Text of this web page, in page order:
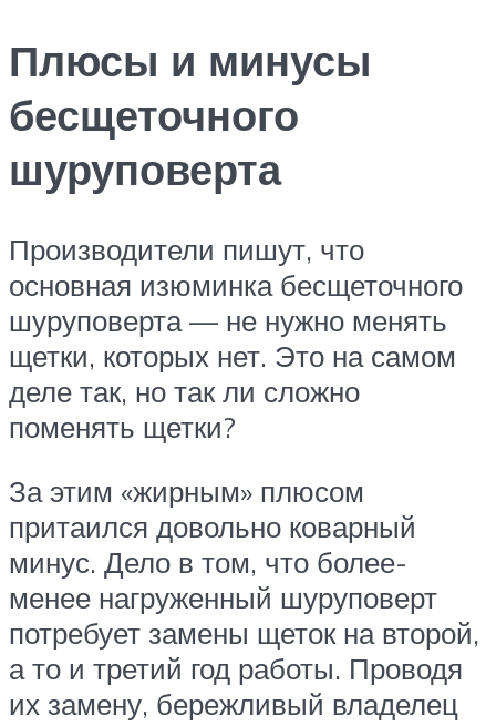
Плюсы и минусы
бесщеточного
шуруповерта
Производители пишут, что
основная изюминка бесщеточного
шуруповерта — не нужно менять
щетки, которых нет. Это на самом
деле так, но так ли сложно
поменять щетки?
За этим «жирным» плюсом
притаился довольно коварный
минус. Дело в том, что более-
менее нагруженный шуруповерт
потребует замены щеток на второй,
а то и третий год работы. Проводя
их замену, бережливый владелец